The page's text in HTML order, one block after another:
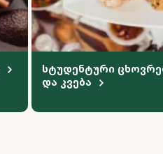
სტუდენტური
და კვება